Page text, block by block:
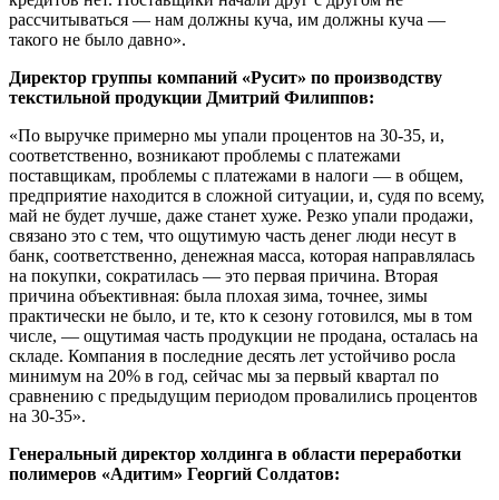
рассчитываться — нам должны куча, им должны куча —
такого не было давно».
Директор группы компаний «Русит» по производству
текстильной продукции Дмитрий Филиппов:
«По выручке примерно мы упали процентов на 30-35, и,
соответственно, возникают проблемы с платежами
поставщикам, проблемы с платежами в налоги — в общем,
предприятие находится в сложной ситуации, и, судя по всему,
май не будет лучше, даже станет хуже. Резко упали продажи,
связано это с тем, что ощутимую часть денег люди несут в
банк, соответственно, денежная масса, которая направлялась
на покупки, сократилась — это первая причина. Вторая
причина объективная: была плохая зима, точнее, зимы
практически не было, и те, кто к сезону готовился, мы в том
числе, — ощутимая часть продукции не продана, осталась на
складе. Компания в последние десять лет устойчиво росла
минимум на 20% в год, сейчас мы за первый квартал по
сравнению с предыдущим периодом провалились процентов
на 30-35».
Генеральный директор холдинга в области переработки
полимеров «Адитим» Георгий Солдатов: